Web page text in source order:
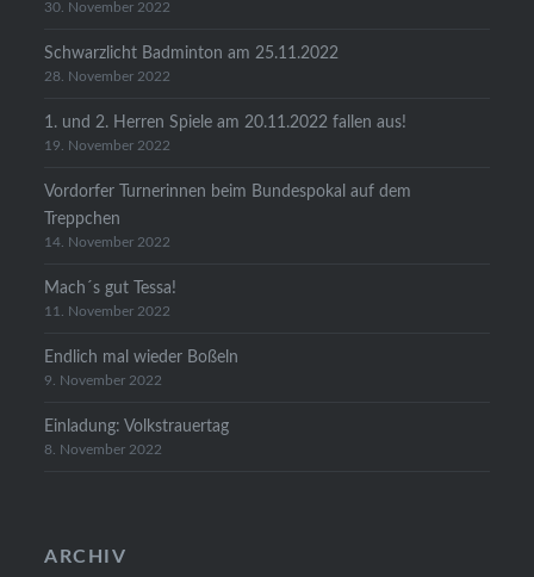
30. November 2022
Schwarzlicht Badminton am 25.11.2022
28. November 2022
1. und 2. Herren Spiele am 20.11.2022 fallen aus!
19. November 2022
Vordorfer Turnerinnen beim Bundespokal auf dem
Treppchen
14. November 2022
Mach´s gut Tessa!
11. November 2022
Endlich mal wieder Boßeln
9. November 2022
Einladung: Volkstrauertag
8. November 2022
ARCHIV